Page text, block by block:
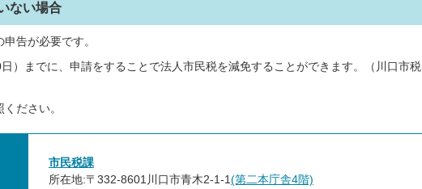
ない場合
告が必要です。
）までに、申請をすることで法人市民税を減免することができます。（川口市税
ださい。
市民税課
所在地:〒332-8601川口市青木2-1-1(第二本庁舎4階)